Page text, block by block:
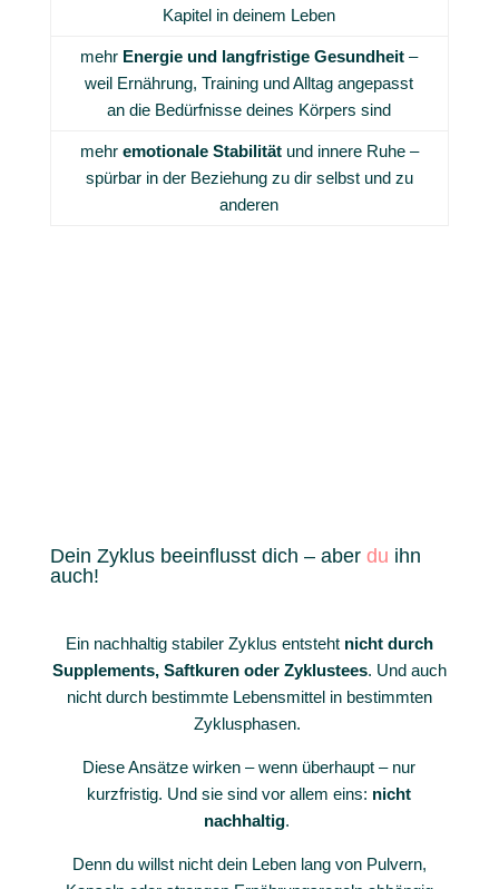
Kapitel in deinem Leben
mehr Energie und langfristige Gesundheit –
weil Ernährung, Training und Alltag angepasst
an die Bedürfnisse deines Körpers sind
mehr emotionale Stabilitätund innere Ruhe –
spürbar in der Beziehung zu dir selbst und zu
anderen
Dein Zyklus beeinflusst dich – aber du ihn
auch!
Ein nachhaltig stabiler Zyklus entsteht nicht durch
Supplements, Saftkuren oder Zyklustees. Und auch
nicht durch bestimmte Lebensmittel in bestimmten
Zyklusphasen.
Diese Ansätze wirken – wenn überhaupt – nur
kurzfristig. Und sie sind vor allem eins: nicht
nachhaltig.
Denn du willst nicht dein Leben lang von Pulvern,